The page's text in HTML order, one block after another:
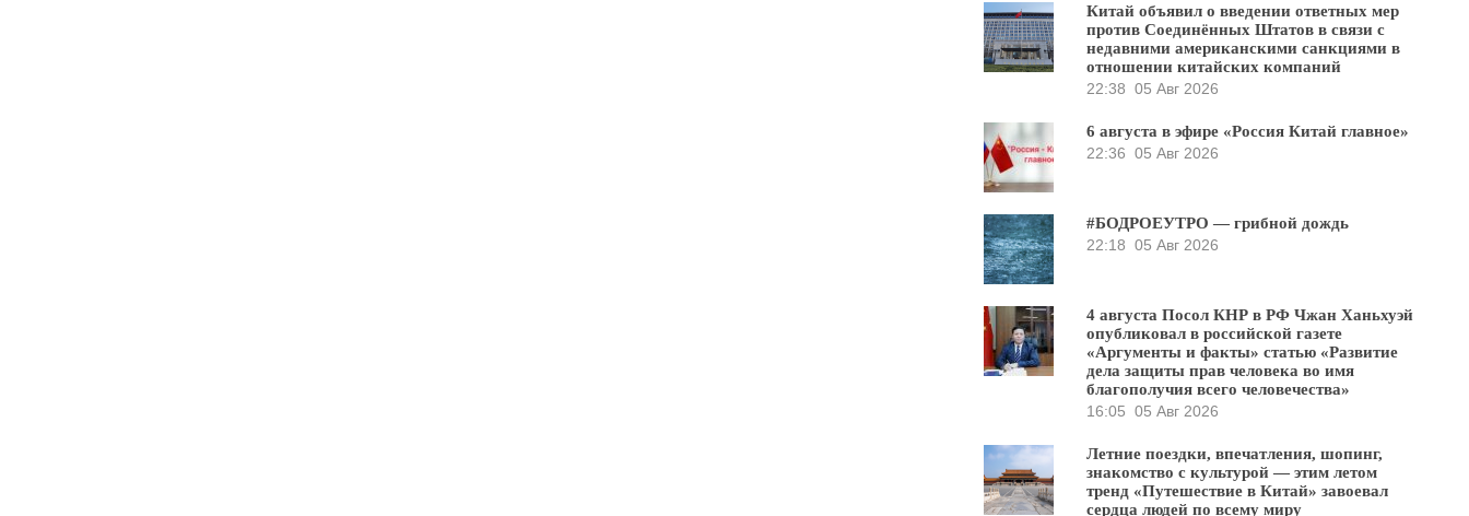
Китай объявил о введении ответных мер
против Соединённых Штатов в связи с
недавними американскими санкциями в
отношении китайских компаний
22:38 05 Авг 2026
6 августа в эфире «Россия Китай главное»
22:36 05 Авг 2026
#БОДРОЕУТРО — грибной дождь
22:18 05 Авг 2026
4 августа Посол КНР в РФ Чжан Ханьхуэй
опубликовал в российской газете
«Аргументы и факты» статью «Развитие
дела защиты прав человека во имя
благополучия всего человечества»
16:05 05 Авг 2026
Летние поездки, впечатления, шопинг,
знакомство с культурой — этим летом
тренд «Путешествие в Китай» завоевал
сердца людей по всему миру